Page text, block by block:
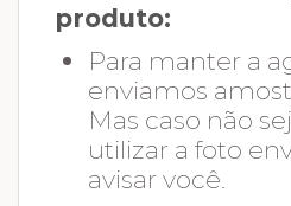
produto:
Para manter a
enviamos
Mas caso não
utilizar a foto
avisar você.